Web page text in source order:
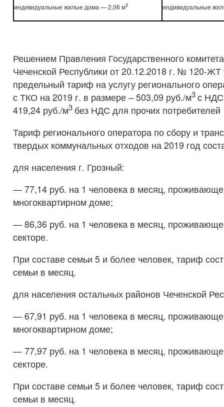
индивидуальные жилые дома — 2,06 м3 индивидуальные
Решением Правления Государственного
Чеченской Республики от 20.12.2018 г. № 120-ЖТ
предельный тариф на услугу регионального
с ТКО на 2019 г. в размере – 503,09 руб./м3с НДС
419,24 руб./м3 без НДС для прочих потребителей
Тариф регионального оператора по сбору и
твердых коммунальных отходов на 2019 год
для населения г. Грозный:
— 77,14 руб. на 1 человека в месяц,
многоквартирном доме;
— 86,36 руб. на 1 человека в месяц,
секторе.
При составе семьи 5 и более человек, тариф
семьи в месяц.
для населения остальных районов Чеченской
— 67,91 руб. на 1 человека в месяц,
многоквартирном доме;
— 77,97 руб. на 1 человека в месяц,
секторе.
При составе семьи 5 и более человек, тариф
семьи в месяц.